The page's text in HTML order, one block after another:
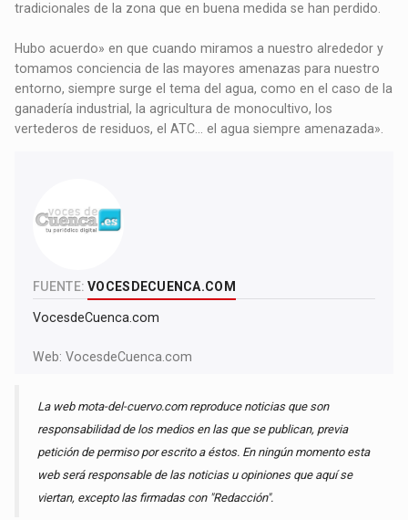
tradicionales de la zona que en buena medida se han perdido.
Hubo acuerdo» en que cuando miramos a nuestro alrededor y
tomamos conciencia de las mayores amenazas para nuestro
entorno, siempre surge el tema del agua, como en el caso de la
ganadería industrial, la agricultura de monocultivo, los
vertederos de residuos, el ATC… el agua siempre amenazada».
FUENTE: VOCESDECUENCA.COM
VocesdeCuenca.com
Web:VocesdeCuenca.com
La web mota-del-cuervo.com reproduce noticias que son
responsabilidad de los medios en las que se publican, previa
petición de permiso por escrito a éstos. En ningún momento esta
web será responsable de las noticias u opiniones que aquí se
viertan, excepto las firmadas con "Redacción".